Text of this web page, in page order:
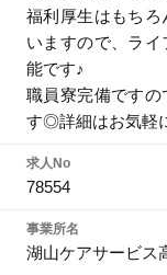
福利厚生はもちろ
いますので、ラ
能です♪
職員寮完備ですの
す◎詳細はお気軽
求人No
78554
事業所名
湖山ケアサービス